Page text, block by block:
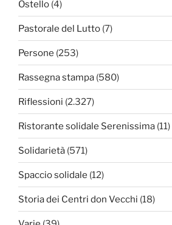
Ostello (4)
Pastorale del Lutto (7)
Persone (253)
Rassegna stampa (580)
Riflessioni (2.327)
Ristorante solidale Serenissima (11)
Solidarietà (571)
Spaccio solidale (12)
Storia dei Centri don Vecchi (18)